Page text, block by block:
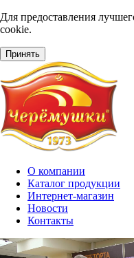
Для предоставления
cookie.
Принять
О компании
Каталог продукции
Интернет-магазин
Новости
Контакты